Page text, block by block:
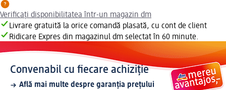
Verificați disponibilitatea într-un magazin dm
Livrare gratuită la orice comandă plasată, cu cont de client
Ridicare Expres din magazinul dm selectat în 60 minute.
Convenabil cu fiecare achiziție
Află mai multe despre garanția prețului